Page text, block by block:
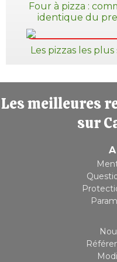
Four à pizza :
identique du
Les pizzas les
Les meilleures
sur